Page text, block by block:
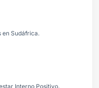
en Sudáfrica.
Interno Positivo.